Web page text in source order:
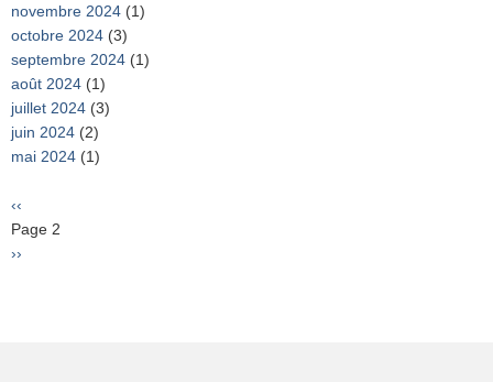
novembre 2024 (1)
octobre 2024 (3)
septembre 2024 (1)
août 2024 (1)
juillet 2024 (3)
juin 2024 (2)
mai 2024 (1)
Pagination
Page
précédente
‹‹
Page 2
Page
››